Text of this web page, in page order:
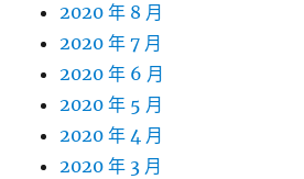
2020 年 8 月
2020 年 7 月
2020 年 6 月
2020 年 5 月
2020 年 4 月
2020 年 3 月